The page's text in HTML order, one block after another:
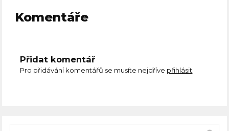
Komentáře
Přidat komentář
Pro přidávání komentářů se musíte nejdříve přihlásit.